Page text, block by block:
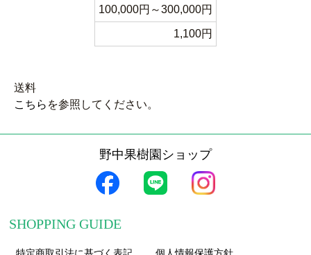
100,000円～300,000円
1,100円
送料
こちら を参照してください。
野中果樹園ショップ
SHOPPING GUIDE